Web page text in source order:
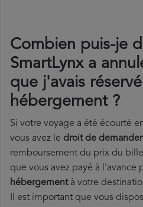
Combien puis-je
SmartLynx a
que j'avais
hébergement ?
Si votre voyage a été écourté
vous avez le droit de demander
remboursement du prix du
que vous avez payé à l'avance
hébergementà votre
Il est important que vous